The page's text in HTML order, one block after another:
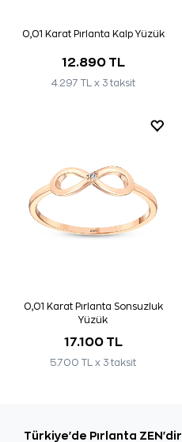
0,01 Karat Pırlanta Kalp Yüzük
12.890 TL
4.297 TL x 3 taksit
0,01 Karat Pırlanta Sonsuzluk
Yüzük
17.100 TL
5.700 TL x 3 taksit
Türkiye'de Pırlanta ZEN'dir